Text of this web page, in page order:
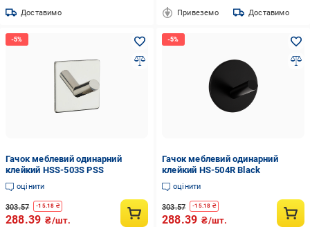
Доставимо Привеземо Доставимо
Гачок меблевий одинарний
клейкий HSS-503S PSS
оцінити
303.57 -15.18 ₴
288.39 ₴/шт.
Гачок меблевий одинарний
клейкий HS-504R Black
оцінити
303.57 -15.18 ₴
288.39 ₴/шт.